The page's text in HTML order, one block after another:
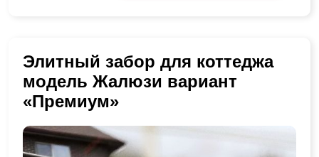
Элитный забор для коттеджа
модель Жалюзи вариант
«Премиум»